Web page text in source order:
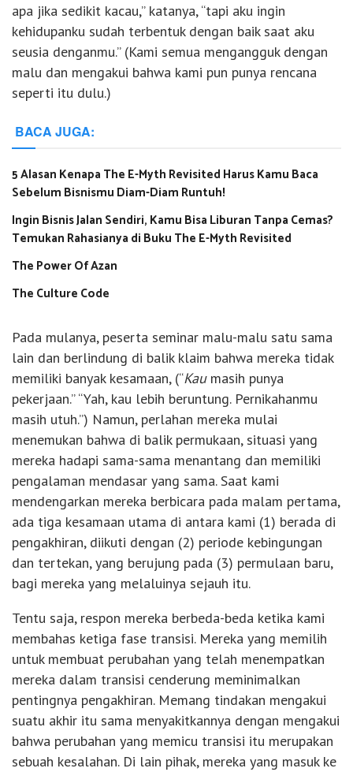
apa jika sedikit kacau,” katanya, “tapi aku ingin
kehidupanku sudah terbentuk dengan baik saat aku
seusia denganmu.” (Kami semua mengangguk dengan
malu dan mengakui bahwa kami pun punya rencana
seperti itu dulu.)
BACA JUGA:
5 Alasan Kenapa The E-Myth Revisited Harus Kamu Baca
Sebelum Bisnismu Diam-Diam Runtuh!
Ingin Bisnis Jalan Sendiri, Kamu Bisa Liburan Tanpa Cemas?
Temukan Rahasianya di Buku The E-Myth Revisited
The Power Of Azan
The Culture Code
Pada mulanya, peserta seminar malu-malu satu sama
lain dan berlindung di balik klaim bahwa mereka tidak
memiliki banyak kesamaan, (“Kaumasih punya
pekerjaan.” “Yah, kau lebih beruntung. Pernikahanmu
masih utuh.”) Namun, perlahan mereka mulai
menemukan bahwa di balik permukaan, situasi yang
mereka hadapi sama-sama menantang dan memiliki
pengalaman mendasar yang sama. Saat kami
mendengarkan mereka berbicara pada malam pertama,
ada tiga kesamaan utama di antara kami (1) berada di
pengakhiran, diikuti dengan (2) periode kebingungan
dan tertekan, yang berujung pada (3) permulaan baru,
bagi mereka yang melaluinya sejauh itu.
Tentu saja, respon mereka berbeda-beda ketika kami
membahas ketiga fase transisi. Mereka yang memilih
untuk membuat perubahan yang telah menempatkan
mereka dalam transisi cenderung meminimalkan
pentingnya pengakhiran. Memang tindakan mengakui
suatu akhir itu sama menyakitkannya dengan mengakui
bahwa perubahan yang memicu transisi itu merupakan
sebuah kesalahan. Di lain pihak, mereka yang masuk ke